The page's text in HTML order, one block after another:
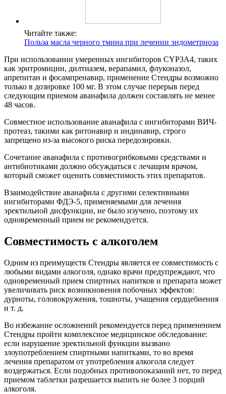
Читайте также:
Польза масла черного тмина при лечении эндометриоза
При использовании умеренных ингибиторов CYP3А4, таких
как эритромицин, дилтиазем, верапамил, флуконазол,
апрепитан и фосампренавир, применение Стендры возможно
только в дозировке 100 мг. В этом случае перерыв перед
следующим приемом аванафила должен составлять не менее
48 часов.
Совместное использование аванафила с ингибиторами ВИЧ-
протеаз, такими как ритонавир и индинавир, строго
запрещено из-за высокого риска передозировки.
Сочетание аванафила с противогрибковыми средствами и
антибиотиками должно обсуждаться с лечащим врачом,
который сможет оценить совместимость этих препаратов.
Взаимодействие аванафила с другими селективными
ингибиторами ФДЭ-5, применяемыми для лечения
эректильной дисфункции, не было изучено, поэтому их
одновременный прием не рекомендуется.
Совместимость с алкоголем
Одним из преимуществ Стендры является ее совместимость с
любыми видами алкоголя, однако врачи предупреждают, что
одновременный прием спиртных напитков и препарата может
увеличивать риск возникновения побочных эффектов:
дурноты, головокружения, тошноты, учащения сердцебиения
и т. д.
Во избежание осложнений рекомендуется перед применением
Стендры пройти комплексное медицинское обследование:
если нарушение эректильной функции вызвано
злоупотреблением спиртными напитками, то во время
лечения препаратом от употребления алкоголя следует
воздержаться. Если подобных противопоказаний нет, то перед
приемом таблетки разрешается выпить не более 3 порций
алкоголя.